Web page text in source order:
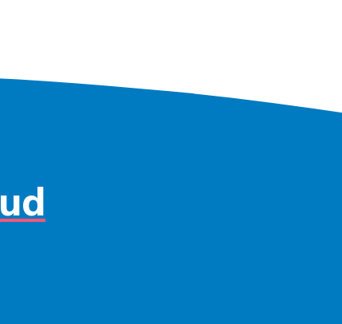
Nova-bestikk, Bistro-bestikk til Gense-bestikk eller sjekk
løpere, glassbrikker og underlag til billige priser.
kjøp
med øynene, så tør å sette farge på kjøkkenbordet.
duk eller med en tallerken eller et glass som lyser opp og
Hvis du har spørsmål om bestillingen din eller ønsker å
du kontakte Fyndiqs kundeservice, så hjelper vi deg med
mer enn bare en bolle hvis den kombineres med riktig